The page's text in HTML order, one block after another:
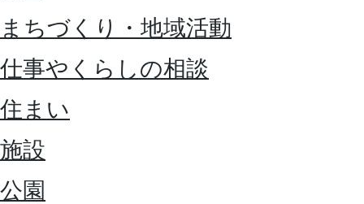
まちづくり・地域活動
仕事やくらしの相談
住まい
施設
公園